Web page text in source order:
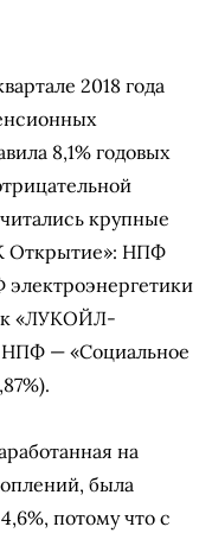
2018 года
8,1% годовых
крупные
Открытие»: НПФ
к «ЛУКОЙЛ-
НПФ — «Социальное
на
была
потому что с